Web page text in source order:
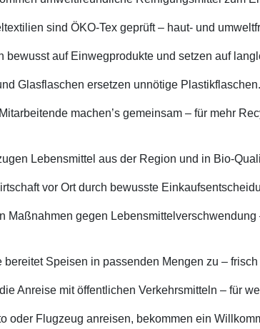
sind ÖKO-Tex geprüft – haut- und
bewusst auf Einwegprodukte und setzen auf
Glasflaschen ersetzen unnötige Plastikflaschen.
machen’s gemeinsam – für mehr
Lebensmittel aus der Region und in Bio-
vor Ort durch bewusste
Maßnahmen gegen Lebensmittelverschwendung
bereitet Speisen in passenden Mengen zu –
Anreise mit öffentlichen Verkehrsmitteln – für
oder Flugzeug anreisen, bekommen ein